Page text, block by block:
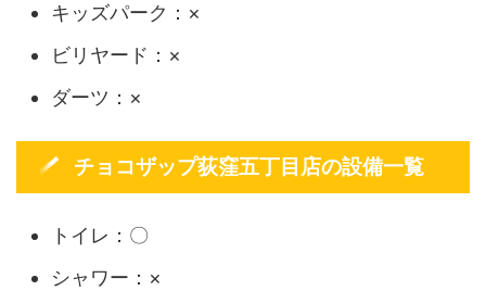
キッズパーク：×
ビリヤード：×
ダーツ：×
チョコザップ荻窪五丁目店の設備一覧
トイレ：〇
シャワー：×